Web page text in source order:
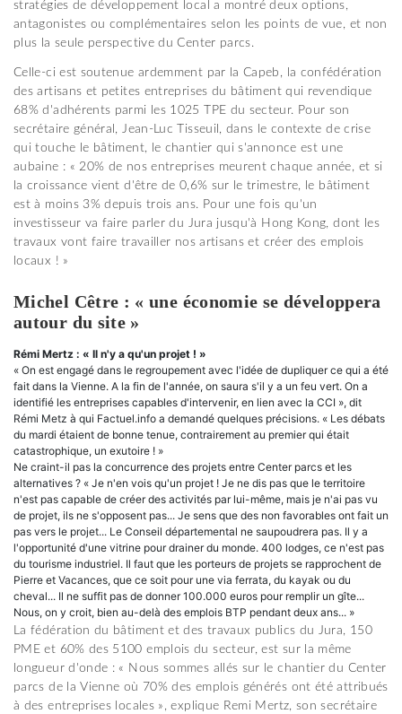
stratégies de développement local a montré deux options,
antagonistes ou complémentaires selon les points de vue, et non
plus la seule perspective du Center parcs.
Celle-ci est soutenue ardemment par la Capeb, la confédération
des artisans et petites entreprises du bâtiment qui revendique
68% d'adhérents parmi les 1025 TPE du secteur. Pour son
secrétaire général, Jean-Luc Tisseuil, dans le contexte de crise
qui touche le bâtiment, le chantier qui s'annonce est une
aubaine : « 20% de nos entreprises meurent chaque année, et si
la croissance vient d'être de 0,6% sur le trimestre, le bâtiment
est à moins 3% depuis trois ans. Pour une fois qu'un
investisseur va faire parler du Jura jusqu'à Hong Kong, dont les
travaux vont faire travailler nos artisans et créer des emplois
locaux ! »
Michel Cêtre : « une économie se développera
autour du site »
Rémi Mertz : « Il n'y a qu'un projet ! »
« On est engagé dans le regroupement avec l'idée de dupliquer ce qui a été
fait dans la Vienne. A la fin de l'année, on saura s'il y a un feu vert. On a
identifié les entreprises capables d'intervenir, en lien avec la CCI », dit
Rémi Metz à qui Factuel.info a demandé quelques précisions. « Les débats
du mardi étaient de bonne tenue, contrairement au premier qui était
catastrophique, un exutoire ! »
Ne craint-il pas la concurrence des projets entre Center parcs et les
alternatives ? « Je n'en vois qu'un projet ! Je ne dis pas que le territoire
n'est pas capable de créer des activités par lui-même, mais je n'ai pas vu
de projet, ils ne s'opposent pas... Je sens que des non favorables ont fait un
pas vers le projet... Le Conseil départemental ne saupoudrera pas. Il y a
l'opportunité d'une vitrine pour drainer du monde. 400 lodges, ce n'est pas
du tourisme industriel. Il faut que les porteurs de projets se rapprochent de
Pierre et Vacances, que ce soit pour une via ferrata, du kayak ou du
cheval... Il ne suffit pas de donner 100.000 euros pour remplir un gîte...
Nous, on y croit, bien au-delà des emplois BTP pendant deux ans... »
La fédération du bâtiment et des travaux publics du Jura, 150
PME et 60% des 5100 emplois du secteur, est sur la même
longueur d'onde : « Nous sommes allés sur le chantier du Center
parcs de la Vienne où 70% des emplois générés ont été attribués
à des entreprises locales », explique Remi Mertz, son secrétaire